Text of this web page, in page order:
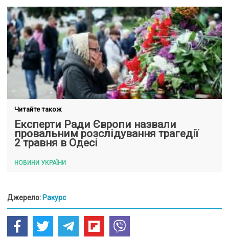
Читайте також
Експерти Ради Європи назвали
провальним розслідування трагедії
2 травня в Одесі
НОВИНИ УКРАЇНИ
Джерело: Ракурс